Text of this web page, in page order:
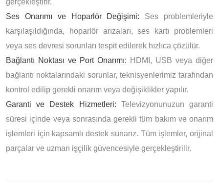
Ses Onarımı ve Hoparlör Değişimi: Ses problemleriyle
karşılaşıldığında, hoparlör arızaları, ses kartı problemleri
veya ses devresi sorunları tespit edilerek hızlıca çözülür.
Bağlantı Noktası ve Port Onarımı: HDMI, USB veya diğer
bağlantı noktalarındaki sorunlar, teknisyenlerimiz tarafından
kontrol edilip gerekli onarım veya değişiklikler yapılır.
Garanti ve Destek Hizmetleri: Televizyonunuzun garanti
süresi içinde veya sonrasında gerekli tüm bakım ve onarım
işlemleri için kapsamlı destek sunarız. Tüm işlemler, orijinal
parçalar ve uzman işçilik güvencesiyle gerçekleştirilir.